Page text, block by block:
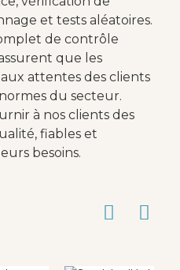
et tests aléatoires.
de contrôle
que les
attentes des clients
du secteur.
à nos clients des
fiables et
besoins.